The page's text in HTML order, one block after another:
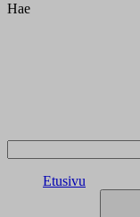
Hae
Etusivu